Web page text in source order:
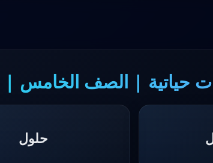
حياتية | الصف الخامس |
حلول